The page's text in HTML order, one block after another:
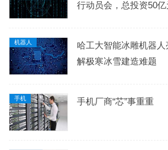
行动员会，总投资50亿
机器人
哈工大智能冰雕机器
解极寒冰雪建造难题
手机 手机厂商“芯”事重重